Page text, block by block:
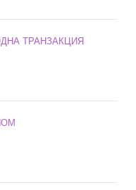
ТРАНЗАКЦИЯ